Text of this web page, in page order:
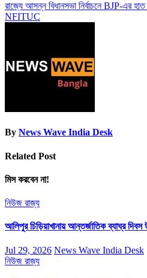
রাজ্যে আসন্ন বিধানসভা নির্বাচনে BJP-এর
NFITUC
By News Wave India Desk
Related Post
মিস করবেন না!
নিউজ রাজ্য
আলিপুর চিড়িয়াখানায় আন্তর্জাতিক ব্যাঘ্র দিবস
Jul 29, 2026 News Wave India Desk
নিউজ রাজ্য